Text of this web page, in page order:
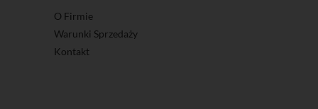
O Firmie
Warunki Sprzedaży
Kontakt